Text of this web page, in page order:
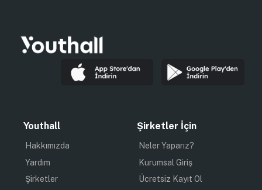
Youthall
Hakkımızda
Yardım
Şirketler
Şirketler İçin
Neler Yaparız?
Kurumsal Giriş
Ücretsiz Kayıt Ol